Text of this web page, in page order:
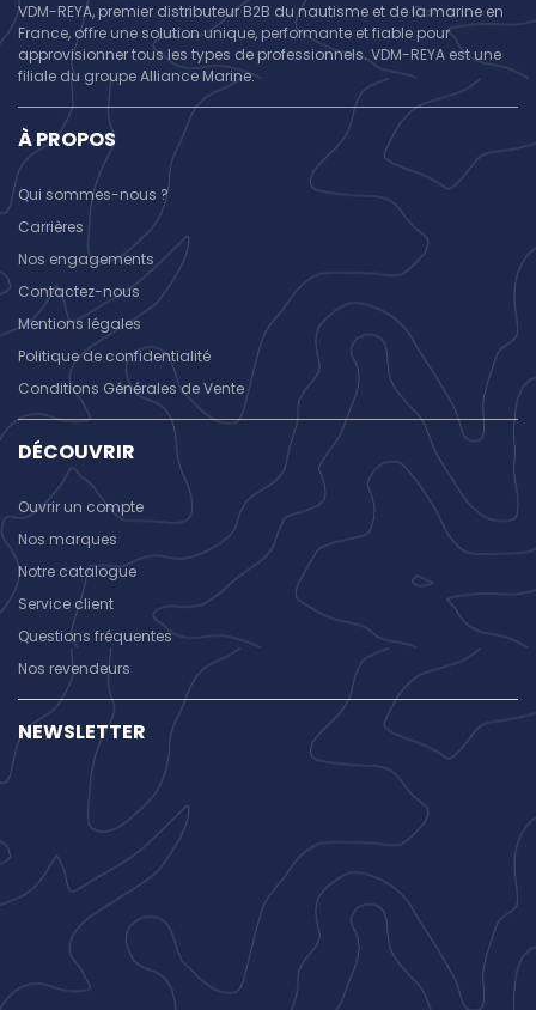
VDM-REYA, premier distributeur B2B du nautisme et de la marine en
France, offre une solution unique, performante et fiable pour
approvisionner tous les types de professionnels. VDM-REYA est une
filiale du groupe Alliance Marine.
À PROPOS
Qui sommes-nous ?
Carrières
Nos engagements
Contactez-nous
Mentions légales
Politique de confidentialité
Conditions Générales de Vente
DÉCOUVRIR
Ouvrir un compte
Nos marques
Notre catalogue
Service client
Questions fréquentes
Nos revendeurs
NEWSLETTER